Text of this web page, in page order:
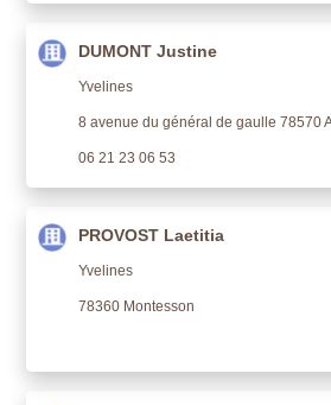
DUMONT Justine
Yvelines
8 avenue du général de gaulle 78570
06 21 23 06 53
PROVOST Laetitia
Yvelines
78360 Montesson